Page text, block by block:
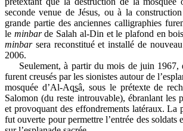
seconde venue de Jésus, ou à la
grande partie des anciennes calligraphies
le minbarde Salah al-Din et le plafond en
minbarsera reconstitué et installé de
2006.
Seulement, à partir du mois de juin 1967,
furent creusés par les sionistes autour de
mosquée d’Al-Aqsâ, sous le prétexte de
Salomon (du reste introuvable), ébranlant les
et provoquant des effondrements latéraux. La
fut ouverte pour permettre l’entrée des soldats